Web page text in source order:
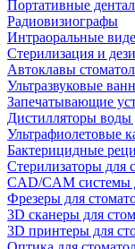
Портативные
Радиовизиографы
Интраоральные
Стерилизация и
Автоклавы
Ультразвуковые
Запечатывающие
Дистилляторы воды
Ультрафиолетовые
Бактерицидные
Стерилизаторы для
CAD/CAM системы
Фрезеры для
3D cканеры для
3D принтеры для